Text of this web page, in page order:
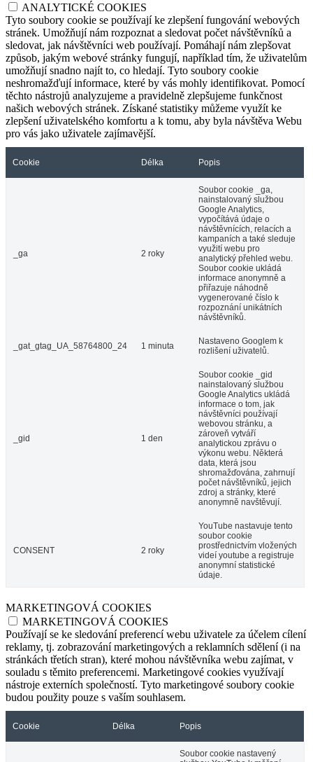
ANALYTICKÉ COOKIES
Tyto soubory cookie se používají ke zlepšení fungování webových
stránek. Umožňují nám rozpoznat a sledovat počet návštěvníků a
sledovat, jak návštěvníci web používají. Pomáhají nám zlepšovat
způsob, jakým webové stránky fungují, například tím, že uživatelům
umožňují snadno najít to, co hledají. Tyto soubory cookie
neshromažďují informace, které by vás mohly identifikovat. Pomocí
těchto nástrojů analyzujeme a pravidelně zlepšujeme funkčnost
našich webových stránek. Získané statistiky můžeme využít ke
zlepšení uživatelského komfortu a k tomu, aby byla návštěva Webu
pro vás jako uživatele zajímavější.
Cookie Délka Popis
_ga 2 roky
Soubor cookie _ga,
nainstalovaný službou
Google Analytics,
vypočítává údaje o
návštěvnících, relacích a
kampaních a také sleduje
využití webu pro
analytický přehled webu.
Soubor cookie ukládá
informace anonymně a
přiřazuje náhodně
vygenerované číslo k
rozpoznání unikátních
návštěvníků.
_gat_gtag_UA_58764800_24 1 minuta
Nastaveno Googlem k
rozlišení uživatelů.
_gid 1 den
Soubor cookie _gid
nainstalovaný službou
Google Analytics ukládá
informace o tom, jak
návštěvníci používají
webovou stránku, a
zároveň vytváří
analytickou zprávu o
výkonu webu. Některá
data, která jsou
shromažďována, zahrnují
počet návštěvníků, jejich
zdroj a stránky, které
anonymně navštěvují.
CONSENT 2 roky
YouTube nastavuje tento
soubor cookie
prostřednictvím vložených
videí youtube a registruje
anonymní statistické
údaje.
MARKETINGOVÁ COOKIES
MARKETINGOVÁ COOKIES
Používají se ke sledování preferencí webu uživatele za účelem cílení
reklamy, tj. zobrazování marketingových a reklamních sdělení (i na
stránkách třetích stran), které mohou návštěvníka webu zajímat, v
souladu s těmito preferencemi. Marketingové cookies využívají
nástroje externích společností. Tyto marketingové soubory cookie
budou použity pouze s vaším souhlasem.
Cookie Délka Popis
Soubor cookie nastavený